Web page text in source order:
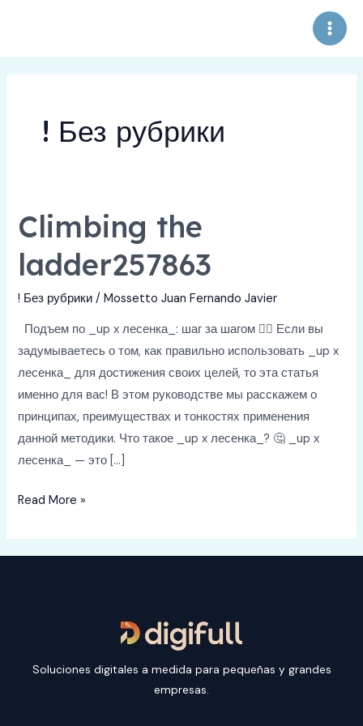
Main
! Без рубрики
Climbing the
ladder257863
! Без рубрики /Mossetto Juan Fernando Javier
Подъем по _up x лесенка_: шаг за шагом 🧗‍♀️ Если вы
задумываетесь о том, как правильно использовать _up x
лесенка_ для достижения своих целей, то эта статья
именно для вас! В этом руководстве мы расскажем о
принципах, преимуществах и тонкостях применения
данной методики. Что такое _up x лесенка_? 🤔 _up x
лесенка_ — это […]
Climbing
Read More »
Soluciones digitales a medida para pequeñas y grandes
empresas.